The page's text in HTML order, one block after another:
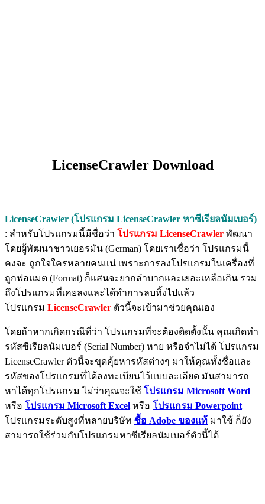
LicenseCrawler Download
LicenseCrawler (โปรแกรม LicenseCrawler หาซีเรียลนัมเบอร์)
: สำหรับโปรแกรมนี้มีชื่อว่า โปรแกรม LicenseCrawler พัฒนา
โดยผู้พัฒนาชาวเยอรมัน (German) โดยเราเชื่อว่า โปรแกรมนี้
คงจะ ถูกใจใครหลายคนแน่ เพราะการลงโปรแกรมในเครื่องที่
ถูกฟอแมต (Format) ก็แสนจะยากลำบากและเยอะเหลือเกิน รวม
ถึงโปรแกรมที่เคยลงและได้ทำการลบทิ้งไปแล้ว
โปรแกรม LicenseCrawler ตัวนี้จะเข้ามาช่วยคุณเอง
โดยถ้าหากเกิดกรณีที่ว่า โปรแกรมที่จะต้องติดตั้งนั้น คุณเกิดทำ
รหัสซีเรียลนัมเบอร์ (Serial Number) หาย หรือจำไม่ได้ โปรแกรม
LicenseCrawler ตัวนี้จะขุดคุ้ยหารหัสต่างๆ มาให้คุณทั้งชื่อและ
รหัสของโปรแกรมที่ได้ลงทะเบียนไว้แบบละเอียด มันสามารถ
หาได้ทุกโปรแกรม ไม่ว่าคุณจะใช้ โปรแกรม Microsoft Word
หรือ โปรแกรม Microsoft Excel หรือ โปรแกรม Powerpoint
โปรแกรมระดับสูงที่หลายบริษัท ซื้อ Adobe ของแท้ มาใช้ ก็ยัง
สามารถใช้ร่วมกับโปรแกรมหาซีเรียลนัมเบอร์ตัวนี้ได้